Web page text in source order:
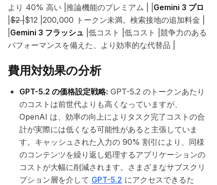
より 40% 高い |推論機能のプレミアム | | Gemini 3 プロ
$2 |$12 |200,000 トークン未満。検索接地の追加料金 |
Gemini 3 フラッシュ |低コスト |低コスト |競争力のある
パフォーマンスを備えた、より効率的な代替品 |
費用対効果の分析
GPT-5.2 の価格設定戦略: GPT-5.2 のトークンあたり
のコストは前世代よりも高くなっていますが、
OpenAI は、効率の向上によりタスク完了コストの合
計が実際には低くなる可能性があると主張していま
す。キャッシュされた入力の 90% 割引により、同様
のコンテンツを繰り返し処理するアプリケーションの
コストが大幅に削減されます。さまざまなサブスクリ
プション層を介して GPT-5.2 にアクセスできるた